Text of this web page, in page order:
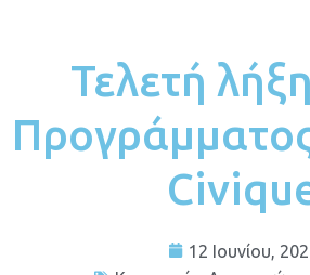
Τελετή
12 Ιουνίου,